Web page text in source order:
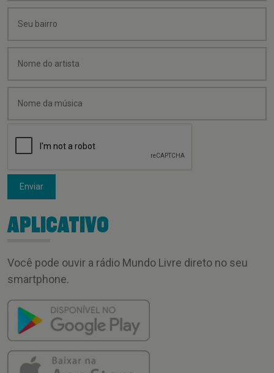
Enviar
APLICATIVO
Você pode ouvir a rádio Mundo Livre direto no seu
smartphone.